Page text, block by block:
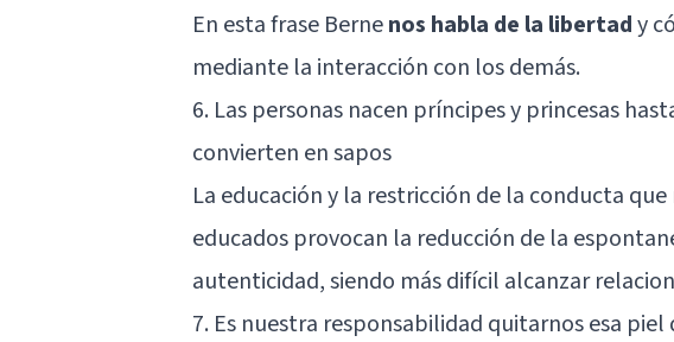
En esta frase Bernenos habla de la libertady
mediante la interacción con los demás.
6. Las personas nacen príncipes y princesas
convierten en sapos
La educación y la restricción de la conducta
educados provocan la reducción de la
autenticidad, siendo más difícil alcanzar
7. Es nuestra responsabilidad quitarnos esa